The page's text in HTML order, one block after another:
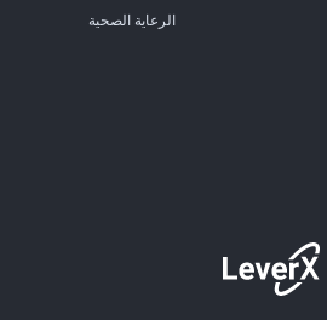
الرعاية الصحية